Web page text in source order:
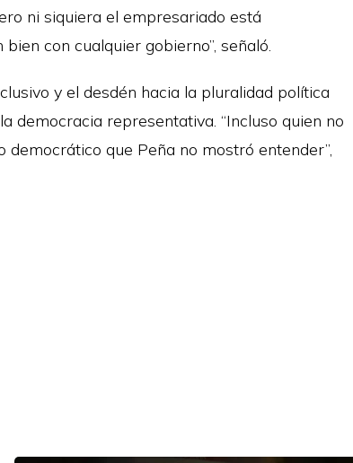
ni siquiera el empresariado está
con cualquier gobierno”, señaló.
y el desdén hacia la pluralidad política
democracia representativa. “Incluso quien no
que Peña no mostró entender”,